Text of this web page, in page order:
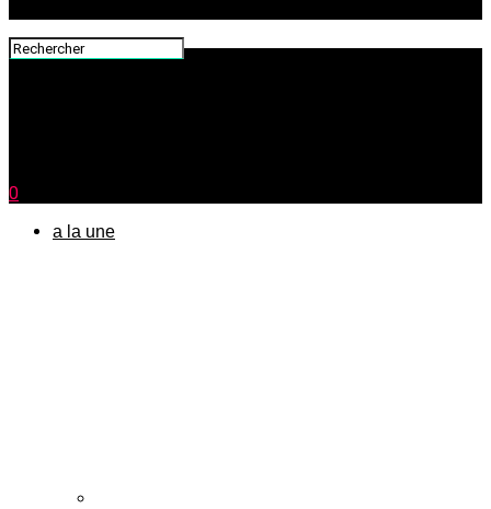
0
a la une